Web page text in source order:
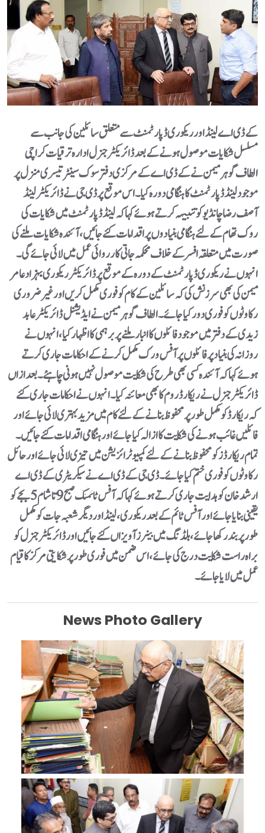
کے ڈی اے لینڈ اور ریکوری ڈپارٹمنٹ سے متعلق سائلین کی جانب سے
مسلسل شکایات موصول ہونے کے بعد ڈائریکٹرجنرل ادارہ ترقیات کراچی
الطاف گوہر میمن نے کے ڈی اے کے مرکزی دفتر سوک سینٹر تیسری منزل پر
موجود لینڈ ڈپارٹمنٹ کا ہنگامی دورہ کیا۔ اس موقع پر ڈی جی نے ڈائریکٹر لینڈ
آصف رضا چانڈیو کو تنبیہہ کرتے ہوئے کہا کہ لینڈ ڈپارٹمنٹ میں شکایات کی
روک تھام کے لئے ہنگامی بنیادوں پر اقدامات کئے جائیں، آئندہ شکایات ملنے کی
صورت میں متعلقہ افسر کے خلاف محکمہ جاتی کارروائی عمل میں لائی جائے گی۔
انہوں نے ریکوری ڈپارٹمنٹ کے دورہ کے موقع پر ڈائریکٹر ریکوری بہزاد عامر
میمن کی بھی سرزنش کی کہ سائلین کے کام کو فوری مکمل کریں اور غیر ضروری
رکاوٹوں کو فوری دور کیا جائے۔ الطاف گوہر میمن نے ایڈیشنل ڈائریکٹر عابد
زیدی کے دفتر میں موجود فائلوں کا انبار ملنے پر برہمی کا اظہار کیا، انہوں نے
روزانہ کی بنیاد پر فائلوں پر آفس ورک مکمل کرنے کے احکامات جاری کرتے
ہوئے کہا کہ آئندہ کسی بھی طرح کی شکایت موصول نہیں ہونی چاہئے۔ بعدازاں
ڈائریکٹر جنرل نے ریکارڈ روم کا بھی معائنہ کیا۔ انہوں نے احکامات جاری کئے
کہ ریکارڈ کو مکمل طور پر محفوظ بنانے کے لئے کام میں مزید بہتری لائی جائے اور
فائلیں غائب ہونے کی شکایت کا ازالہ کیا جائے اور ہنگامی اقدامات کئے جائیں۔
تمام ریکارڈز کو محفوظ بنانے کے لئے کمپیوٹرائزیشن میں تیزی لائی جائے اور حائل
رکاوٹوں کو فوری ختم کیا جائے۔ ڈی جی کے ڈی اے نے سیکریٹری کے ڈی اے
ارشد خان کو ہدایت جاری کرتے ہوئے کہا کہ آفس ٹائمنگ صبح 9 تا شام 5 بجے کو
یقینی بنایا جائے اور آفس ٹائم کے بعد ریکوری، لینڈ اور دیگر شعبہ جات کو مکمل
طور پر بند رکھا جائے، بلڈنگ میں بینرز آویزاں کئے جائیں اور ڈائریکٹر جنرل کو
برا ہ راست شکایت درج کی جائے، اس ضمن میں فوری طور پر شکایتی مرکز کا قیام
عمل میں لایا جائے۔
News Photo Gallery